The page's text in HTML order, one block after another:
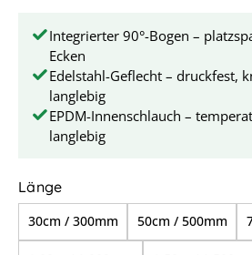
Integrierter 90°-Bogen –
Ecken
Edelstahl-Geflecht – druckfest,
langlebig
EPDM-Innenschlauch –
langlebig
Längeauswählen
30cm / 300mm 50cm / 500mm